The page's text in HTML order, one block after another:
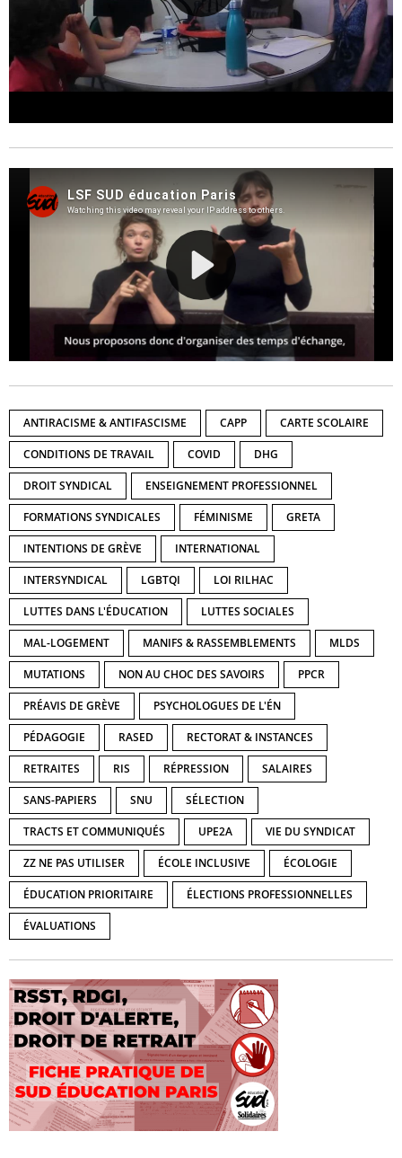
ANTIRACISME & ANTIFASCISME CAPP CARTE SCOLAIRE
CONDITIONS DE TRAVAIL COVID DHG
DROIT SYNDICAL ENSEIGNEMENT PROFESSIONNEL
FORMATIONS SYNDICALES FÉMINISME GRETA
INTENTIONS DE GRÈVE INTERNATIONAL
INTERSYNDICAL LGBTQI LOI RILHAC
LUTTES DANS L'ÉDUCATION LUTTES SOCIALES
MAL-LOGEMENT MANIFS & RASSEMBLEMENTS MLDS
MUTATIONS NON AU CHOC DES SAVOIRS PPCR
PRÉAVIS DE GRÈVE PSYCHOLOGUES DE L'ÉN
PÉDAGOGIE RASED RECTORAT & INSTANCES
RETRAITES RIS RÉPRESSION SALAIRES
SANS-PAPIERS SNU SÉLECTION
TRACTS ET COMMUNIQUÉS UPE2A VIE DU SYNDICAT
ZZ NE PAS UTILISER ÉCOLE INCLUSIVE ÉCOLOGIE
ÉDUCATION PRIORITAIRE ÉLECTIONS PROFESSIONNELLES
ÉVALUATIONS